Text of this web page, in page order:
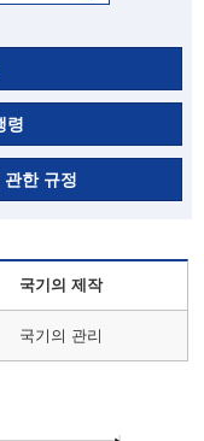
령
관한 규정
국기의 제작
국기의 관리